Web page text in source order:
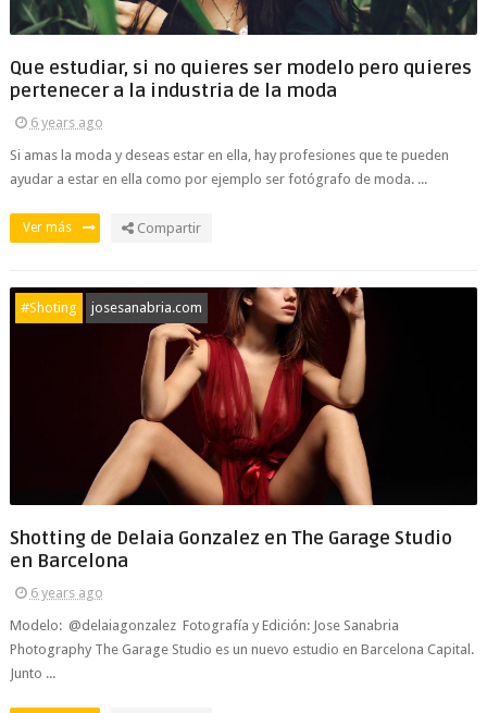
Que estudiar, si no quieres ser modelo pero quieres
pertenecer a la industria de la moda
6 years ago
Si amas la moda y deseas estar en ella, hay profesiones que te pueden
ayudar a estar en ella como por ejemplo ser fotógrafo de moda. ...
Ver más Compartir
#Shoting josesanabria.com
Shotting de Delaia Gonzalez en The Garage Studio
en Barcelona
6 years ago
Modelo: @delaiagonzalez Fotografía y Edición: Jose Sanabria
Photography The Garage Studio es un nuevo estudio en Barcelona Capital.
Junto ...